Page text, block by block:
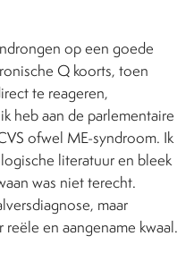
op een goede
Q koorts, toen
te reageren,
heb aan de parlementaire
ofwel ME-syndroom. Ik
literatuur en bleek
was niet terecht.
maar
en aangename kwaal.